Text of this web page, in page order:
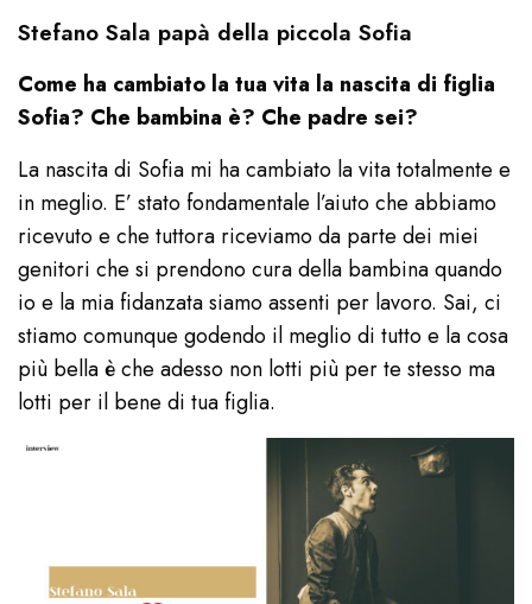
Stefano Sala papà della piccola Sofia
Come ha cambiato la tua vita la nascita di figlia
Sofia? Che bambina è? Che padre sei?
La nascita di Sofia mi ha cambiato la vita totalmente e
in meglio. E’ stato fondamentale l’aiuto che abbiamo
ricevuto e che tuttora riceviamo da parte dei miei
genitori che si prendono cura della bambina quando
io e la mia fidanzata siamo assenti per lavoro. Sai, ci
stiamo comunque godendo il meglio di tutto e la cosa
più bella è che adesso non lotti più per te stesso ma
lotti per il bene di tua figlia.